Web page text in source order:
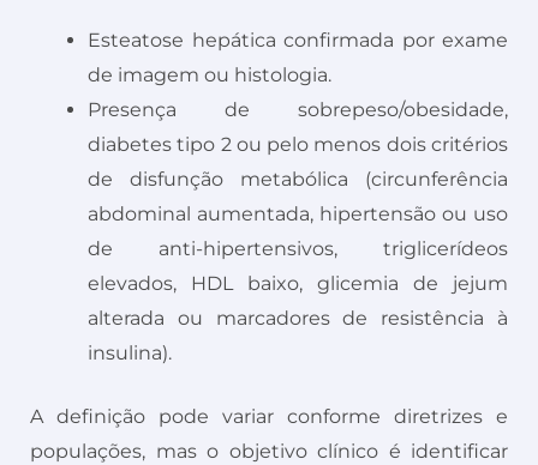
Esteatose hepática confirmada por exame
de imagem ou histologia.
Presença de sobrepeso/obesidade,
diabetes tipo 2 ou pelo menos dois critérios
de disfunção metabólica (circunferência
abdominal aumentada, hipertensão ou uso
de anti-hipertensivos, triglicerídeos
elevados, HDL baixo, glicemia de jejum
alterada ou marcadores de resistência à
insulina).
A definição pode variar conforme diretrizes e
populações, mas o objetivo clínico é identificar